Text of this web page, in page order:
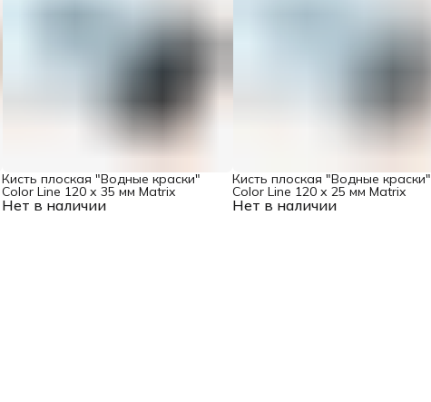
Нет в наличии
Кисть плоская "Водные краски"
Color Line 120 х 35 мм Matrix
Нет в наличии
Кисть плоская "Водные краски"
Color Line 120 х 25 мм Matrix